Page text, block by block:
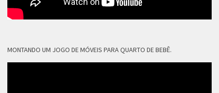
MONTANDO UM JOGO DE MÓVEIS PARA QUARTO DE BEBÊ.